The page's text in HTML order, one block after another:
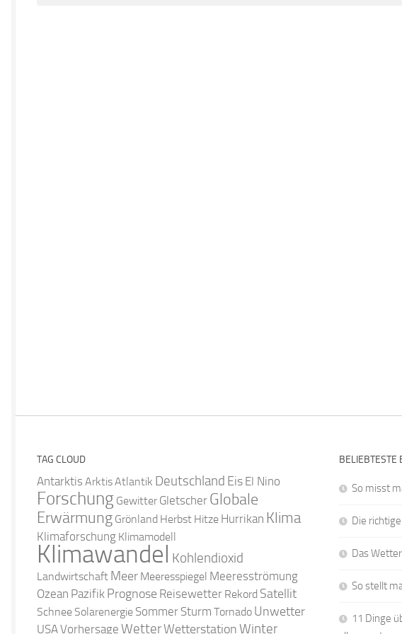
TAG CLOUD
Antarktis Arktis Atlantik Deutschland Eis El Nino
Forschung Gewitter Gletscher Globale
Erwärmung Grönland Herbst Hitze Hurrikan Klima
Klimaforschung Klimamodell
Klimawandel Kohlendioxid
Landwirtschaft Meer Meeresspiegel Meeresströmung
Ozean Pazifik Prognose Reisewetter Rekord Satellit
Schnee Solarenergie Sommer Sturm Tornado Unwetter
USAVorhersage WetterWetterstationWinter
BELIEBTESTE
So misst
Die
Das
So stellt
11 Dinge